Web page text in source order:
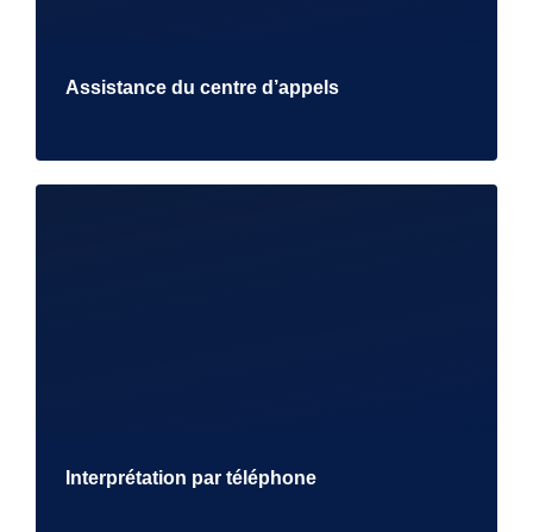
Assistance du centre d’appels
Interprétation par téléphone